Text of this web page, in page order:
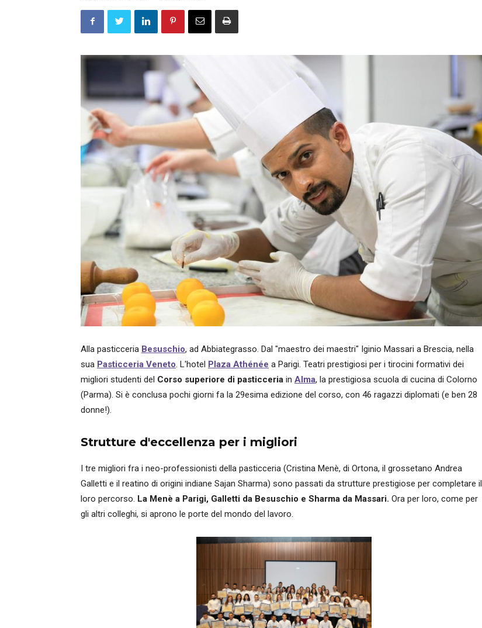
Alla pasticceria Besuschio, ad Abbiategrasso. Dal "maestro dei maestri" Iginio Massari a Brescia, nella
sua Pasticceria Veneto. L'hotel Plaza Athénée a Parigi. Teatri prestigiosi per i tirocini formativi dei
migliori studenti del Corso superiore di pasticceria in Alma, la prestigiosa scuola di cucina di Colorno
(Parma). Si è conclusa pochi giorni fa la 29esima edizione del corso, con 46 ragazzi diplomati (e ben 28
donne!).
Strutture d'eccellenza per i migliori
I tre migliori fra i neo-professionisti della pasticceria (Cristina Menè, di Ortona, il grossetano Andrea
Galletti e il reatino di origini indiane Sajan Sharma) sono passati da strutture prestigiose per completare il
loro percorso. La Menè a Parigi, Galletti da Besuschio e Sharma da Massari. Ora per loro, come per
gli altri colleghi, si aprono le porte del mondo del lavoro.